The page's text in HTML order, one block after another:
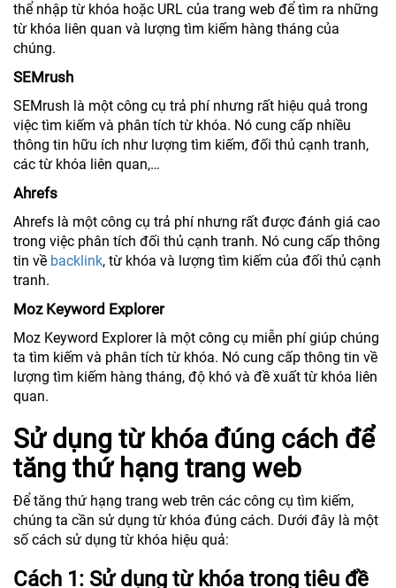
thể nhập từ khóa hoặc URL của trang web để tìm ra những
từ khóa liên quan và lượng tìm kiếm hàng tháng của
chúng.
SEMrush
SEMrush là một công cụ trả phí nhưng rất hiệu quả trong
việc tìm kiếm và phân tích từ khóa. Nó cung cấp nhiều
thông tin hữu ích như lượng tìm kiếm, đối thủ cạnh tranh,
các từ khóa liên quan,…
Ahrefs
Ahrefs là một công cụ trả phí nhưng rất được đánh giá cao
trong việc phân tích đối thủ cạnh tranh. Nó cung cấp thông
tin về backlink, từ khóa và lượng tìm kiếm của đối thủ cạnh
tranh.
Moz Keyword Explorer
Moz Keyword Explorer là một công cụ miễn phí giúp chúng
ta tìm kiếm và phân tích từ khóa. Nó cung cấp thông tin về
lượng tìm kiếm hàng tháng, độ khó và đề xuất từ khóa liên
quan.
Sử dụng từ khóa đúng cách để
tăng thứ hạng trang web
Để tăng thứ hạng trang web trên các công cụ tìm kiếm,
chúng ta cần sử dụng từ khóa đúng cách. Dưới đây là một
số cách sử dụng từ khóa hiệu quả:
Cách 1: Sử dụng từ khóa trong tiêu đề